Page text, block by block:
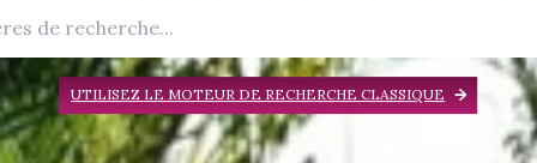
UTILISEZ LE MOTEUR DE RECHERCHE CLASSIQUE